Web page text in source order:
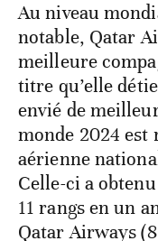
Au niveau
notable, Qatar
meilleure
titre qu’elle
envié de
monde 2024 est
aérienne
Celle-ci a
11 rangs en un
Qatar Airways